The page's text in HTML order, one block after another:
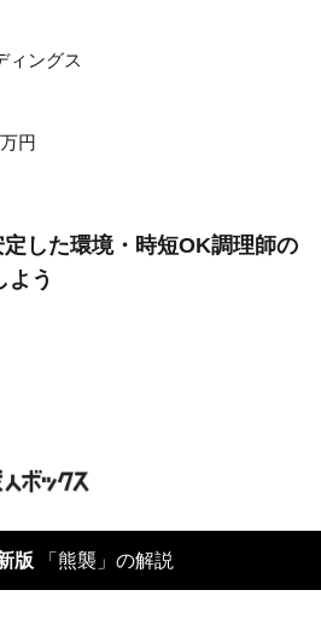
ィングス
円
した環境・時短OK調理師の
よう
版 「熊襲」の解説